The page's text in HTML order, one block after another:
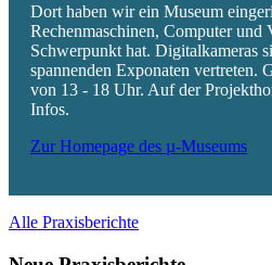
Dort haben wir ein Museum
Rechenmaschinen, Computer und
Schwerpunkt hat. Digitalkameras
spannenden Exponaten vertreten.
von 13 - 18 Uhr. Auf der
Infos.
Zur Homepage des µ-Museums
Alle Praxisberichte